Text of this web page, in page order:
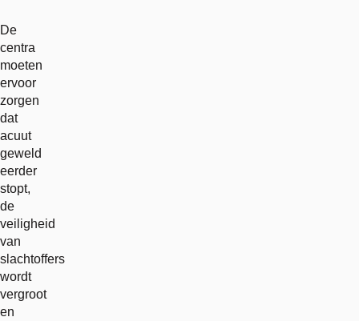
De
centra
moeten
ervoor
zorgen
dat
acuut
geweld
eerder
stopt,
de
veiligheid
van
slachtoffers
wordt
vergroot
en